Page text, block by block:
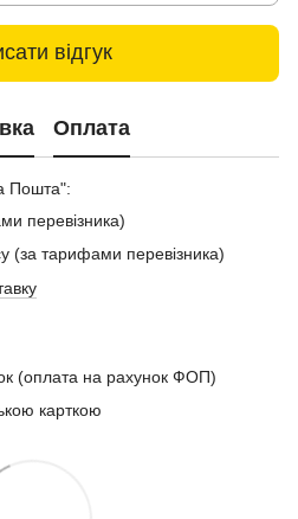
відгук
Оплата
Пошта":
перевізника)
(за тарифами перевізника)
(оплата на рахунок ФОП)
карткою